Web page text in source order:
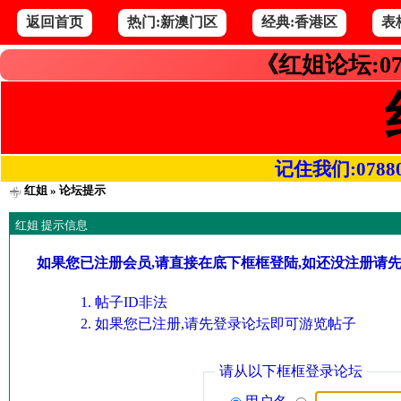
返回首页 热门:新澳门区 经典:香港区 表
《红姐论坛
记住我们
红姐» 论坛提示
红姐 提示信息
如果您已注册会员,请直接在底下框框登陆,如还没注册请
帖子ID非法
如果您已注册,请先登录论坛即可游览帖子
请从以下框框登录论坛